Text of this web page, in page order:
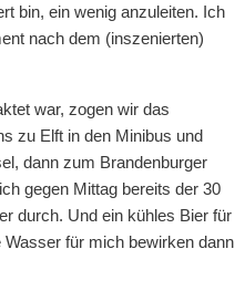
bin, ein wenig anzuleiten. Ich
nach dem (inszenierten)
war, zogen wir das
zu Elft in den Minibus und
dann zum Brandenburger
gegen Mittag bereits der 30
durch. Und ein kühles Bier für
für mich bewirken dann